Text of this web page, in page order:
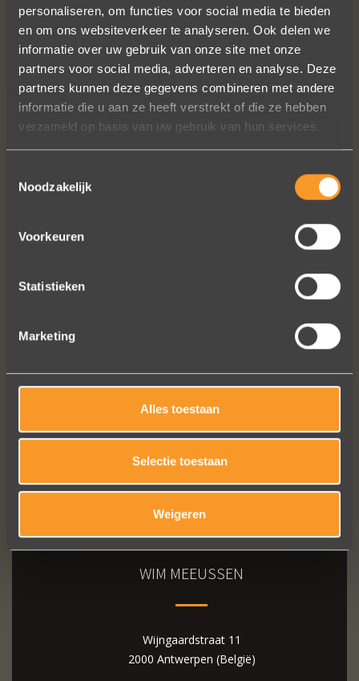
personaliseren, om functies voor social media te bieden
en om ons websiteverkeer te analyseren. Ook delen we
informatie over uw gebruik van onze site met onze
partners voor social media, adverteren en analyse. Deze
partners kunnen deze gegevens combineren met andere
informatie die u aan ze heeft verstrekt of die ze hebben
verzameld op basis van uw gebruik van hun services.
Noodzakelijk
Voorkeuren
Statistieken
Marketing
Alles toestaan
Selectie toestaan
Weigeren
In de ban van uw creaties zijn we
bezig met onze derde bestelling (uit
Frankrijk). De ontvangst is altijd zo
vriendelijk, het team reageert snel en
uitstekend advies. We hebben zojuist
paar steentjes aan toegevoegd, het
WIM MEEUSSEN
Wijngaardstraat 11
2000 Antwerpen (België)